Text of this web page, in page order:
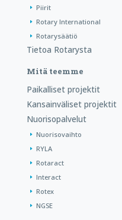
Piirit
Rotary International
Rotarysäätiö
Tietoa Rotarysta
Mitä teemme
Paikalliset projektit
Kansainväliset projektit
Nuorisopalvelut
Nuorisovaihto
RYLA
Rotaract
Interact
Rotex
NGSE